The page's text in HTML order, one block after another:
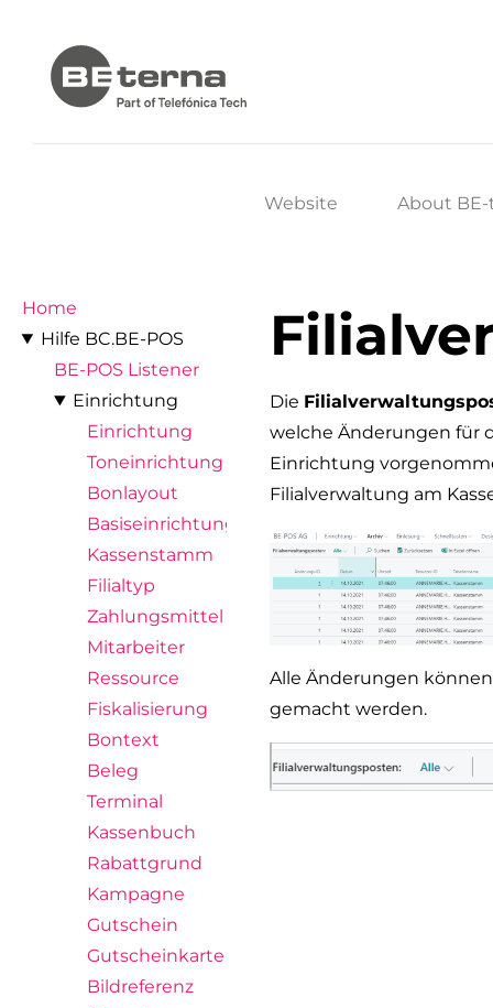
Website About
Home
Hilfe BC.BE-POS
BE-POS Listener
Einrichtung
Einrichtung
Toneinrichtung
Bonlayout
Basiseinrichtungsassistent
Kassenstamm
Filialtyp
Zahlungsmittel
Mitarbeiter
Ressource
Fiskalisierung
Bontext
Beleg
Terminal
Kassenbuch
Rabattgrund
Kampagne
Gutschein
Gutscheinkarte
Bildreferenz
Die
welche Änderungen für
Einrichtung
Filialverwaltung am
Alle Änderungen
gemacht werden.